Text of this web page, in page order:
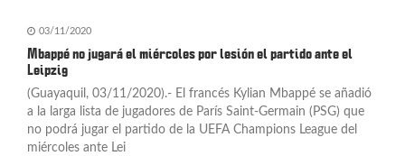
ó
n
d
e
03/11/2020
Mbappé no jugará el miércoles por lesión el partido ante el
Leipzig
(Guayaquil, 03/11/2020).- El francés Kylian Mbappé se añadió
a la larga lista de jugadores de París Saint-Germain (PSG) que
no podrá jugar el partido de la UEFA Champions League del
miércoles ante Lei